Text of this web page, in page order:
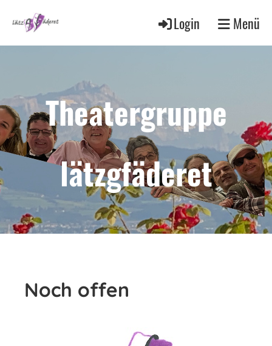
Login Menü
Theatergruppe
lätzgfäderet
Noch offen